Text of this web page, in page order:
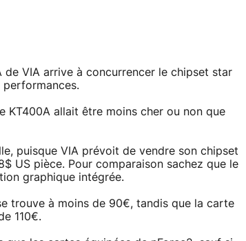
VIA arrive à concurrencer le chipset star
performances.
KT400A allait être moins cher ou non que
puisque VIA prévoit de vendre son chipset
US pièce. Pour comparaison sachez que le
graphique intégrée.
trouve à moins de 90€, tandis que la carte
110€.